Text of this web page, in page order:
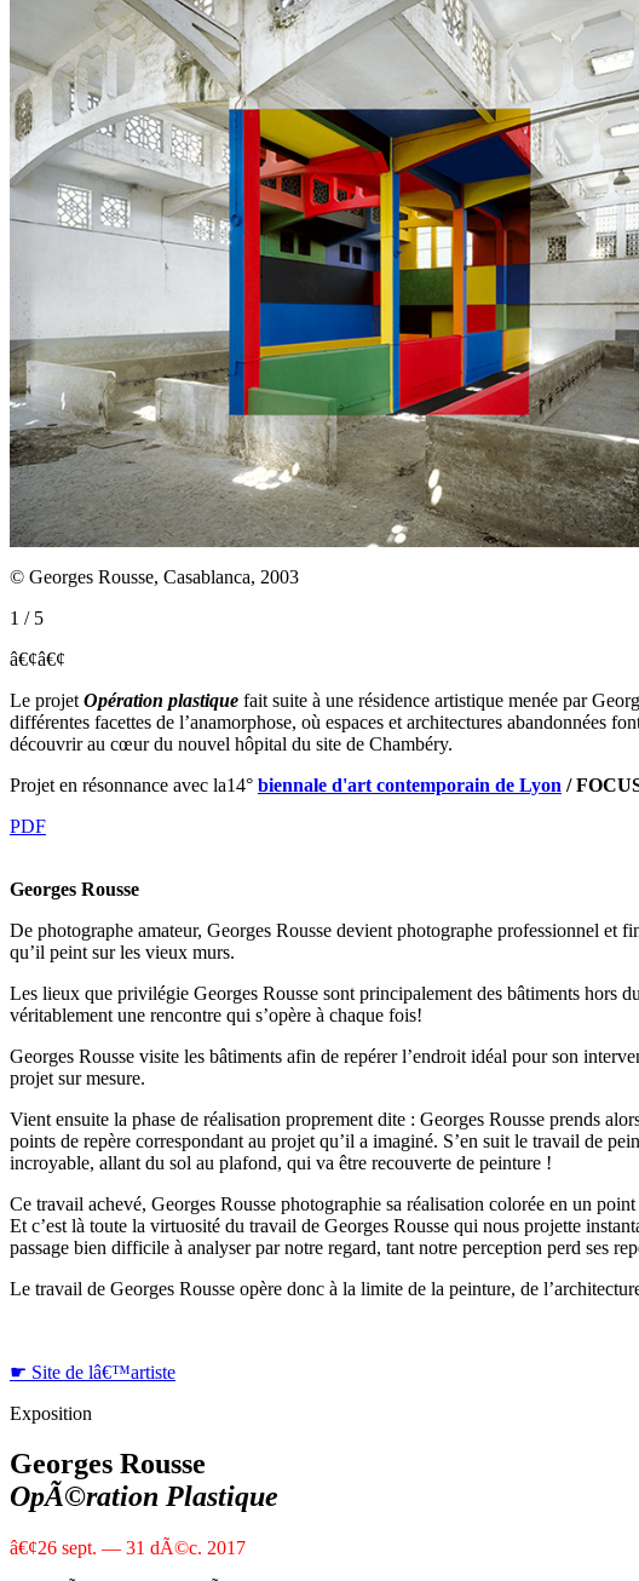
© Georges Rousse, Casablanca, 2003
1 / 5
â€¢â€¢
Le projet Opération plastique fait suite à une résidence artistique menée par
différentes facettes de l’anamorphose, où espaces et architectures abandonnées
découvrir au cœur du nouvel hôpital du site de Chambéry.
Projet en résonnance avec la14° biennale d'art contemporain de Lyon /
PDF
Georges Rousse
De photographe amateur, Georges Rousse devient photographe professionnel et
qu’il peint sur les vieux murs.
Les lieux que privilégie Georges Rousse sont principalement des bâtiments hors
véritablement une rencontre qui s’opère à chaque fois!
Georges Rousse visite les bâtiments afin de repérer l’endroit idéal pour son
projet sur mesure.
Vient ensuite la phase de réalisation proprement dite : Georges Rousse prends
points de repère correspondant au projet qu’il a imaginé. S’en suit le travail de
incroyable, allant du sol au plafond, qui va être recouverte de peinture !
Ce travail achevé, Georges Rousse photographie sa réalisation colorée en un
Et c’est là toute la virtuosité du travail de Georges Rousse qui nous projette
passage bien difficile à analyser par notre regard, tant notre perception perd ses
Le travail de Georges Rousse opère donc à la limite de la peinture, de
☛ Site de lâ€™artiste
Exposition
Georges Rousse
OpÃ©ration Plastique
â€¢26 sept. — 31 dÃ©c. 2017